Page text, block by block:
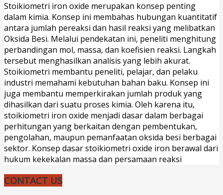
Stoikiometri iron oxide merupakan konsep penting
dalam kimia. Konsep ini membahas hubungan kuantitatif
antara jumlah pereaksi dan hasil reaksi yang melibatkan
Oksida Besi. Melalui pendekatan ini, peneliti menghitung
perbandingan mol, massa, dan koefisien reaksi. Langkah
tersebut menghasilkan analisis yang lebih akurat.
Stoikiometri membantu peneliti, pelajar, dan pelaku
industri memahami kebutuhan bahan baku. Konsep ini
juga membantu memperkirakan jumlah produk yang
dihasilkan dari suatu proses kimia. Oleh karena itu,
stoikiometri iron oxide menjadi dasar dalam berbagai
perhitungan yang berkaitan dengan pembentukan,
pengolahan, maupun pemanfaatan oksida besi berbagai
sektor. Konsep dasar stoikiometri oxide iron berawal dari
hukum kekekalan massa dan persamaan reaksi
CONTACT US